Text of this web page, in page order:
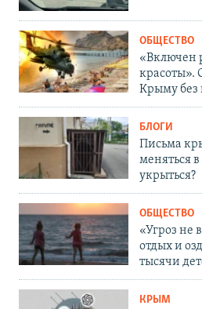
ОБЩЕСТВО
«Включен
красоты».
Крыму без
БЛОГИ
Письма
меняться
укрыться?
ОБЩЕСТВО
«Угроз не
отдых и
тысячи
КРЫМ